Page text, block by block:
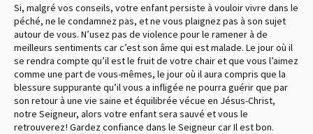
Si, malgré vos conseils, votre enfant persiste à vouloir vivre dans le
péché, ne le condamnez pas, et ne vous plaignez pas à son sujet
autour de vous. N’usez pas de violence pour le ramener à de
meilleurs sentiments car c’est son âme qui est malade. Le jour où il
se rendra compte qu’il est le fruit de votre chair et que vous l’aimez
comme une part de vous-mêmes, le jour où il aura compris que la
blessure suppurante qu’il vous a infligée ne pourra guérir que par
son retour à une vie saine et équilibrée vécue en Jésus-Christ,
notre Seigneur, alors votre enfant sera sauvé et vous le
retrouverez ! Gardez confiance dans le Seigneur car Il est bon.